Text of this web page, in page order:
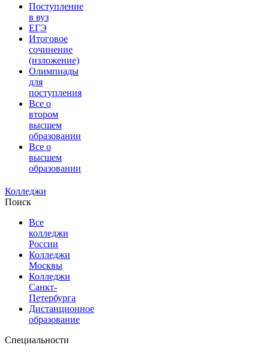
Поступление
в вуз
ЕГЭ
Итоговое
сочинение
(изложение)
Олимпиады
для
поступления
Все о
втором
высшем
образовании
Все о
высшем
образовании
Колледжи
Поиск
Все
колледжи
России
Колледжи
Москвы
Колледжи
Санкт-
Петербурга
Дистанционное
образование
Специальности